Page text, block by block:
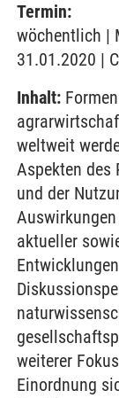
Termin:
wöchentlich |
31.01.2020 |
Inhalt:
weltweit
Aspekten des
und der
aktueller
weiterer
Einordnung